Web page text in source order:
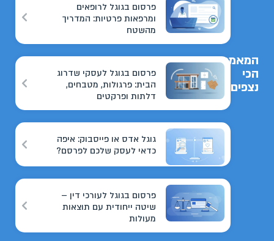
המאמרים
הכי
נצפים
פרסום בגוגל לרופאים
ומרפאות פרטיות: המדריך
מהשטח
פרסום בגוגל לעסקי שדרוג
הבית: פרגולות, מטבחים,
דלתות ופרקטים
גוגל אדס או פייסבוק: איפה
כדאי לעסק שלכם לפרסם?
פרסום בגוגל לעורכי דין –
שיטה ייחודית עם תוצאות
מעולות